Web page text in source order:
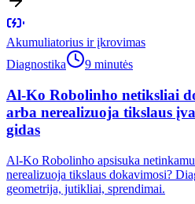
Akumuliatorius ir įkrovimas
Diagnostika
9 minutės
Al-Ko Robolinho netiksliai
arba nerealizuoja tikslaus
gidas
Al-Ko Robolinho apsisuka
nerealizuoja tikslaus dokavimosi?
geometrija, jutikliai, sprendimai.